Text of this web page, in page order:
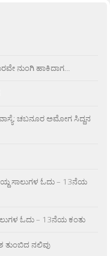
ನುಂಗಿ ಹಾಕಿದಾಗ…
ಚಬನೂರ ಅಮೋಗ ಸಿದ್ದನ
ಸಾಲುಗಳ ಓದು – 13ನೆಯ
ಓದು – 13ನೆಯ ಕಂತು
ತುಂಬಿದ ನಲಿವು